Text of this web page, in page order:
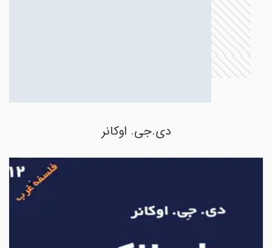
دی.جی. اوکانر